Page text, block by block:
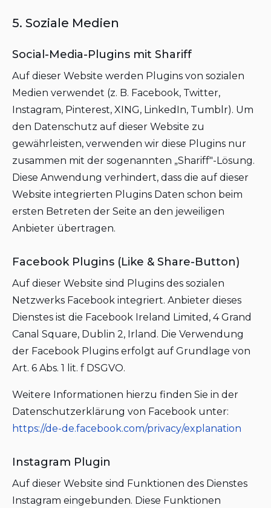
5. Soziale Medien
Social-Media-Plugins mit Shariff
Auf dieser Website werden Plugins von sozialen
Medien verwendet (z. B. Facebook, Twitter,
Instagram, Pinterest, XING, LinkedIn, Tumblr). Um
den Datenschutz auf dieser Website zu
gewährleisten, verwenden wir diese Plugins nur
zusammen mit der sogenannten „Shariff"-Lösung.
Diese Anwendung verhindert, dass die auf dieser
Website integrierten Plugins Daten schon beim
ersten Betreten der Seite an den jeweiligen
Anbieter übertragen.
Facebook Plugins (Like & Share-Button)
Auf dieser Website sind Plugins des sozialen
Netzwerks Facebook integriert. Anbieter dieses
Dienstes ist die Facebook Ireland Limited, 4 Grand
Canal Square, Dublin 2, Irland. Die Verwendung
der Facebook Plugins erfolgt auf Grundlage von
Art. 6 Abs. 1 lit. f DSGVO.
Weitere Informationen hierzu finden Sie in der
Datenschutzerklärung von Facebook unter:
https://de-de.facebook.com/privacy/explanation
Instagram Plugin
Auf dieser Website sind Funktionen des Dienstes
Instagram eingebunden. Diese Funktionen